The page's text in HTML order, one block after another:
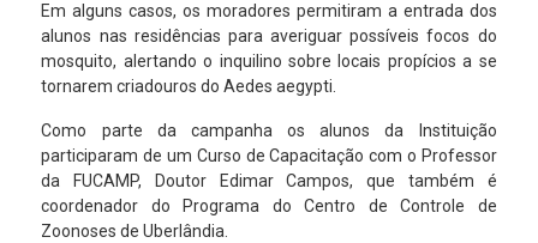
Em alguns casos, os moradores permitiram a entrada dos
alunos nas residências para averiguar possíveis focos do
mosquito, alertando o inquilino sobre locais propícios a se
tornarem criadouros do Aedes aegypti.
Como parte da campanha os alunos da Instituição
participaram de um Curso de Capacitação com o Professor
da FUCAMP, Doutor Edimar Campos, que também é
coordenador do Programa do Centro de Controle de
Zoonoses de Uberlândia.